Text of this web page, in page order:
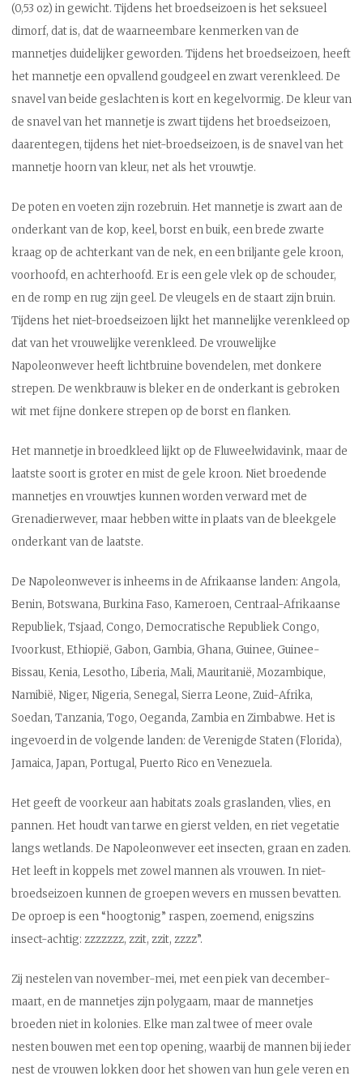
(0,53 oz) in gewicht. Tijdens het broedseizoen is het seksueel
dimorf, dat is, dat de waarneembare kenmerken van de
mannetjes duidelijker geworden. Tijdens het broedseizoen, heeft
het mannetje een opvallend goudgeel en zwart verenkleed. De
snavel van beide geslachten is kort en kegelvormig. De kleur van
de snavel van het mannetje is zwart tijdens het broedseizoen,
daarentegen, tijdens het niet-broedseizoen, is de snavel van het
mannetje hoorn van kleur, net als het vrouwtje.
De poten en voeten zijn rozebruin. Het mannetje is zwart aan de
onderkant van de kop, keel, borst en buik, een brede zwarte
kraag op de achterkant van de nek, en een briljante gele kroon,
voorhoofd, en achterhoofd. Er is een gele vlek op de schouder,
en de romp en rug zijn geel. De vleugels en de staart zijn bruin.
Tijdens het niet-broedseizoen lijkt het mannelijke verenkleed op
dat van het vrouwelijke verenkleed. De vrouwelijke
Napoleonwever heeft lichtbruine bovendelen, met donkere
strepen. De wenkbrauw is bleker en de onderkant is gebroken
wit met fijne donkere strepen op de borst en flanken.
Het mannetje in broedkleed lijkt op de Fluweelwidavink, maar de
laatste soort is groter en mist de gele kroon. Niet broedende
mannetjes en vrouwtjes kunnen worden verward met de
Grenadierwever, maar hebben witte in plaats van de bleekgele
onderkant van de laatste.
De Napoleonwever is inheems in de Afrikaanse landen: Angola,
Benin, Botswana, Burkina Faso, Kameroen, Centraal-Afrikaanse
Republiek, Tsjaad, Congo, Democratische Republiek Congo,
Ivoorkust, Ethiopië, Gabon, Gambia, Ghana, Guinee, Guinee-
Bissau, Kenia, Lesotho, Liberia, Mali, Mauritanië, Mozambique,
Namibië, Niger, Nigeria, Senegal, Sierra Leone, Zuid-Afrika,
Soedan, Tanzania, Togo, Oeganda, Zambia en Zimbabwe. Het is
ingevoerd in de volgende landen: de Verenigde Staten (Florida),
Jamaica, Japan, Portugal, Puerto Rico en Venezuela.
Het geeft de voorkeur aan habitats zoals graslanden, vlies, en
pannen. Het houdt van tarwe en gierst velden, en riet vegetatie
langs wetlands. De Napoleonwever eet insecten, graan en zaden.
Het leeft in koppels met zowel mannen als vrouwen. In niet-
broedseizoen kunnen de groepen wevers en mussen bevatten.
De oproep is een “hoogtonig” raspen, zoemend, enigszins
insect-achtig: zzzzzzz, zzit, zzit, zzzz”.
Zij nestelen van november-mei, met een piek van december-
maart, en de mannetjes zijn polygaam, maar de mannetjes
broeden niet in kolonies. Elke man zal twee of meer ovale
nesten bouwen met een top opening, waarbij de mannen bij ieder
nest de vrouwen lokken door het showen van hun gele veren en